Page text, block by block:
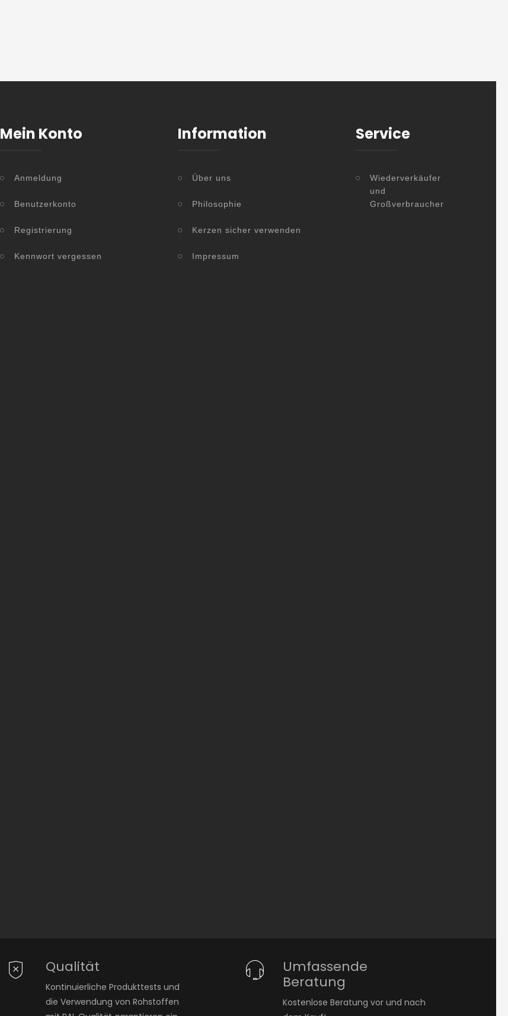
Mein Konto
Anmeldung
Benutzerkonto
Registrierung
Kennwort vergessen
Information
Über uns
Philosophie
Kerzen sicher verwenden
Impressum
Service
Wiederverkäufer
und
Großverbraucher
Qualität
Kontinuierliche Produkttests und
die Verwendung von Rohstoffen
Umfassende
Beratung
Kostenlose Beratung vor und nach